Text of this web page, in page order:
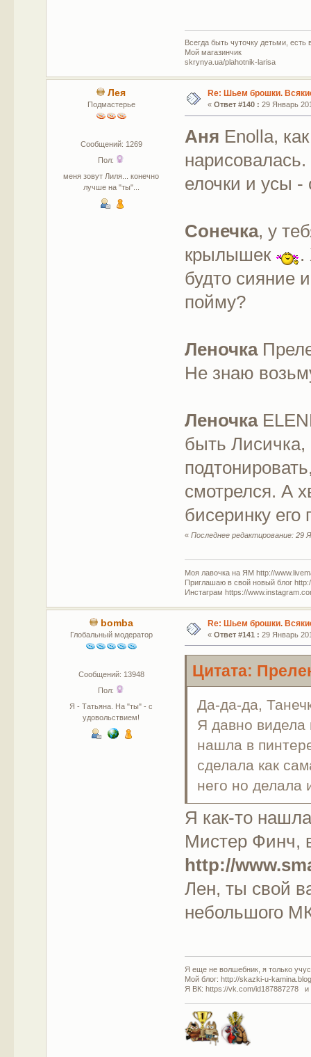
Всегда быть чуточку детьми,
Мой магазинчик
skrynya.ua/plahotnik-larisa
Лея
Подмастерье
Сообщений: 1269
Пол:
меня зовут Лиля... конечно
лучше на "ты"...
Re: Шьем брошки.
« Ответ #140 : 29 Январь
Аня Enolla,
елочки и усы
Сонечка, у
крылышек
.
будто сияние
пойму?
Леночка
Не знаю
Леночка
быть
смотрелся. А
бисеринку его
«Последнее редактирование: 29
Моя лавочка на ЯМ http://
Приглашаю в свой новый блог
Инстаграм https://
bomba
Глобальный модератор
Сообщений: 13948
Пол:
Я - Татьяна. На "ты" - с
удовольствием!
Re: Шьем брошки.
« Ответ #141 : 29 Январь
Цитата:
Да-да-да,
Я давно видела
нашла в
сделала как
него но делала
Я как-то
Мистер Финч,
http://
Лен, ты свой
небольшого
Я еще не волшебник, я только
Мой блог: http://skazki-u-
Я ВК: https://vk.com/id187887278 и